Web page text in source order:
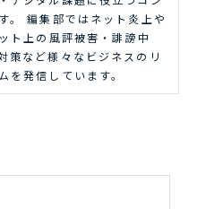
。 編集部ではネット炎上や
ト上の風評被害・誹謗中
策など様々なビジネスのリ
を発信しています。